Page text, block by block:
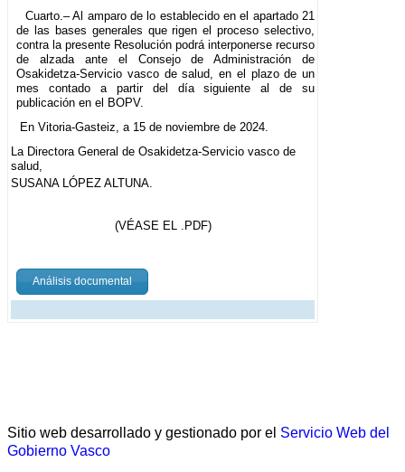
Cuarto.– Al amparo de lo establecido en el apartado 21
de las bases generales que rigen el proceso selectivo,
contra la presente Resolución podrá interponerse recurso
de alzada ante el Consejo de Administración de
Osakidetza-Servicio vasco de salud, en el plazo de un
mes contado a partir del día siguiente al de su
publicación en el BOPV.
En Vitoria-Gasteiz, a 15 de noviembre de 2024.
La Directora General de Osakidetza-Servicio vasco de
salud,
SUSANA LÓPEZ ALTUNA.
(VÉASE EL .PDF)
Análisis documental
Sitio web desarrollado y gestionado por el Servicio Web del
Gobierno Vasco